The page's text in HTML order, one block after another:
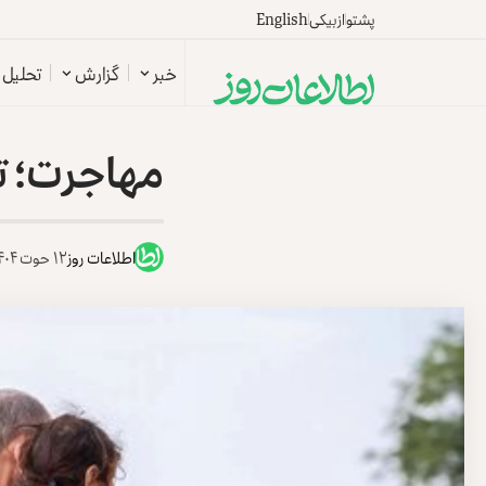
پشتوازبیکیEnglish
خبر گزارش تحلیل
مهاجرت؛
اطلاعات روز۱۲ حوت ۱۴۰۴ - ۳ مارچ ۲۰۲۶